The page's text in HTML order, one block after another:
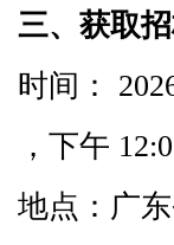
三、获取
时间：
，下午
地点： 广